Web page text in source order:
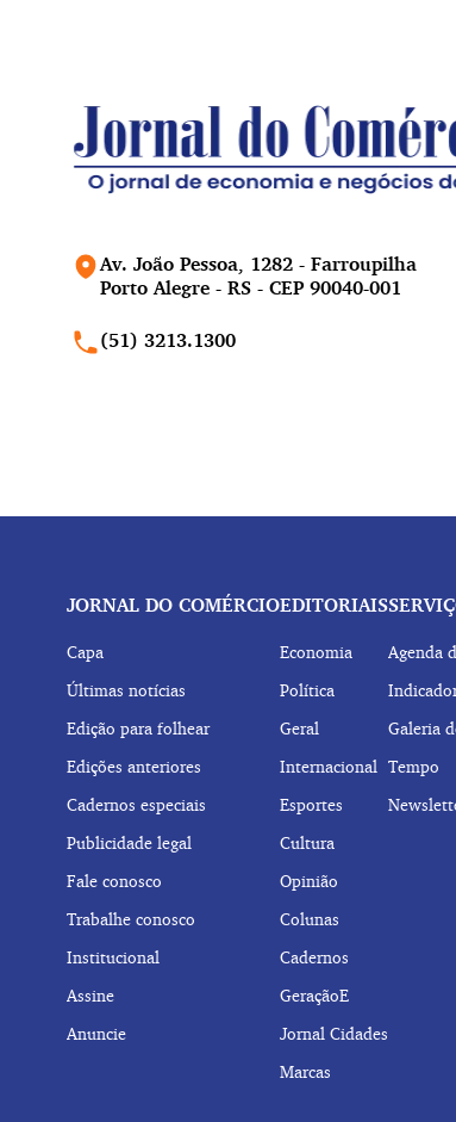
Av. João Pessoa, 1282 - Farroupilha
Porto Alegre - RS - CEP 90040-001
(51) 3213.1300
JORNAL DO COMÉRCIO
Capa
Últimas notícias
Edição para folhear
Edições anteriores
Cadernos especiais
Publicidade legal
Fale conosco
Trabalhe conosco
Institucional
Assine
Anuncie
EDITORIAIS
Economia
Política
Geral
Internacional
Esportes
Cultura
Opinião
Colunas
Cadernos
GeraçãoE
Jornal Cidades
Marcas
Agenda
Galeria
Tempo